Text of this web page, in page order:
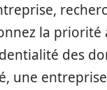
la
des
une